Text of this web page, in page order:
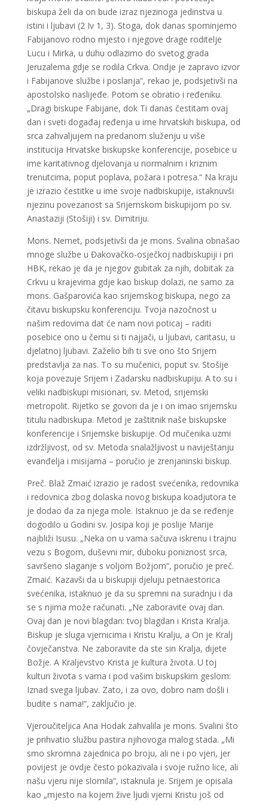
biskupa želi da on bude izraz njezinoga jedinstva u
istini i ljubavi (2 Iv 1, 3). Stoga, dok danas spominjemo
Fabijanovo rodno mjesto i njegove drage roditelje
Lucu i Mirka, u duhu odlazimo do svetog grada
Jeruzalema gdje se rodila Crkva. Ondje je zapravo izvor
i Fabijanove službe i poslanja“, rekao je, podsjetivši na
apostolsko naslijeđe. Potom se obratio i ređeniku.
„Dragi biskupe Fabijane, dok Ti danas čestitam ovaj
dan i sveti događaj ređenja u ime hrvatskih biskupa, od
srca zahvaljujem na predanom služenju u više
institucija Hrvatske biskupske konferencije, posebice u
ime karitativnog djelovanja u normalnim i kriznim
trenutcima, poput poplava, požara i potresa.“ Na kraju
je izrazio čestitke u ime svoje nadbiskupije, istaknuvši
njezinu povezanost sa Srijemskom biskupijom po sv.
Anastaziji (Stošiji) i sv. Dimitriju.
Mons. Nemet, podsjetivši da je mons. Svalina obnašao
mnoge službe u Đakovačko-osječkoj nadbiskupiji i pri
HBK, rekao je da je njegov gubitak za njih, dobitak za
Crkvu u krajevima gdje kao biskup dolazi, ne samo za
mons. Gašparovića kao srijemskog biskupa, nego za
čitavu biskupsku konferenciju. Tvoja nazočnost u
našim redovima dat će nam novi poticaj – raditi
posebice ono u čemu si ti najjači, u ljubavi, caritasu, u
djelatnoj ljubavi. Zaželio bih ti sve ono što Srijem
predstavlja za nas. To su mučenici, poput sv. Stošije
koja povezuje Srijem i Zadarsku nadbiskupiju. A to su i
veliki nadbiskupi misionari, sv. Metod, srijemski
metropolit. Rijetko se govori da je i on imao srijemsku
titulu nadbiskupa. Metod je zaštitnik naše biskupske
konferencije i Srijemske biskupije. Od mučenika uzmi
izdržljivost, od sv. Metoda snalažljivost u naviještanju
evanđelja i misijama – poručio je zrenjaninski biskup.
Preč. Blaž Zmaić izrazio je radost svećenika, redovnika
i redovnica zbog dolaska novog biskupa koadjutora te
je dodao da za njega mole. Istaknuo je da se ređenje
dogodilo u Godini sv. Josipa koji je poslije Marije
najbliži Isusu. „Neka on u vama sačuva iskrenu i trajnu
vezu s Bogom, duševni mir, duboku poniznost srca,
savršeno slaganje s voljom Božjom“, poručio je preč.
Zmaić. Kazavši da u biskupiji djeluju petnaestorica
svećenika, istaknuo je da su spremni na suradnju i da
se s njima može računati. „Ne zaboravite ovaj dan.
Ovaj dan je novi blagdan: tvoj blagdan i Krista Kralja.
Biskup je sluga vjernicima i Kristu Kralju, a On je Kralj
čovječanstva. Ne zaboravite da ste sin Kralja, dijete
Božje. A Kraljevstvo Krista je kultura života. U toj
kulturi života s vama i pod vašim biskupskim geslom:
Iznad svega ljubav. Zato, i za ovo, dobro nam došli i
budite s nama!“, zaključio je.
Vjeroučiteljica Ana Hodak zahvalila je mons. Svalini što
je prihvatio službu pastira njihovoga malog stada. „Mi
smo skromna zajednica po broju, ali ne i po vjeri, jer
povijest je ovdje često pokazivala i svoje ružno lice, ali
našu vjeru nije slomila“, istaknula je. Srijem je opisala
kao „mjesto na kojem žive ljudi vjerni Kristu još od